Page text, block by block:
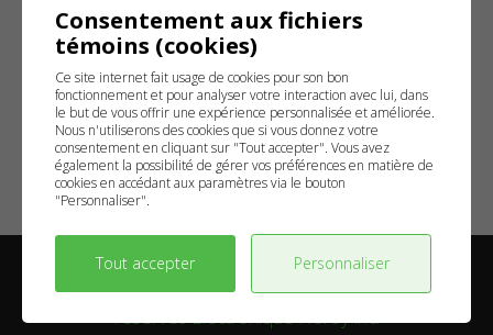
Accueil
Services résidentiels
Services commerciaux
Contactez-nous
Conditions d’utilisation et politique de confidentialité
Gérer mes témoins (cookies)
Maison, Entreprise, TECHNO.com © 2017 Tous droits
réservés Électronique Noroy inc.
Consentement aux fichiers
témoins (cookies)
Ce site internet fait usage de cookies pour son bon
fonctionnement et pour analyser votre interaction avec lui, dans
le but de vous offrir une expérience personnalisée et améliorée.
Nous n'utiliserons des cookies que si vous donnez votre
consentement en cliquant sur "Tout accepter". Vous avez
également la possibilité de gérer vos préférences en matière de
cookies en accédant aux paramètres via le bouton
"Personnaliser".
Tout accepter Personnaliser